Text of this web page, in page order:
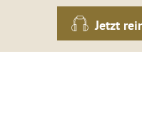
Jetzt